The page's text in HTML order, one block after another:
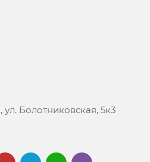
Болотниковская, 5к3